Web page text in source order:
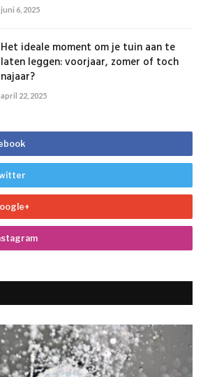
juni 6, 2025
Het ideale moment om je tuin aan te
laten leggen: voorjaar, zomer of toch
najaar?
april 22, 2025